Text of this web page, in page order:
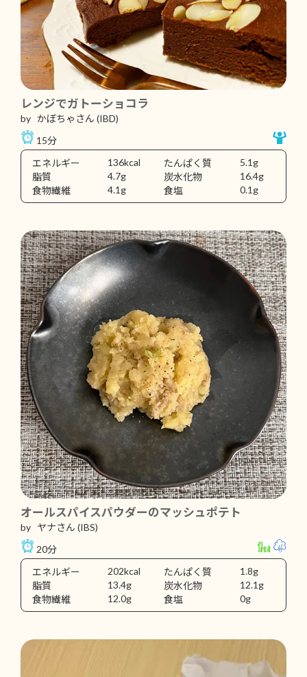
レンジでガトーショコラ
by かぼちゃさん (IBD)
15分
エネルギー
136kcal たんぱく質
5.1g
脂質
4.7g 炭水化物
16.4g
食物繊維
4.1g 食塩 0.1g
オールスパイスパウダーのマッシュポテト
by ヤナさん (IBS)
20分
エネルギー
202kcal たんぱく質
1.8g
脂質
13.4g 炭水化物
12.1g
食物繊維
12.0g 食塩 0g